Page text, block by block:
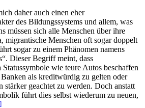
daher auch einen eher
des Bildungssystems und allem, was
müssen sich alle Menschen über ihre
migrantische Menschen oft sogar doppelt
sogar zu einem Phänomen namens
Dieser Begriff meint, dass
wie teure Autos beschaffen
als kreditwürdig zu gelten oder
stärker geachtet zu werden. Doch anstatt
führt dies selbst wiederum zu neuen,